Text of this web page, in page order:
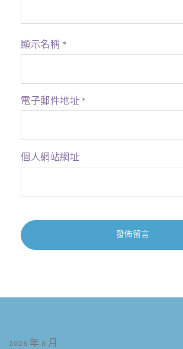
顯示名稱 *
電子郵件地址 *
個人網站網址
2026 年 8 月